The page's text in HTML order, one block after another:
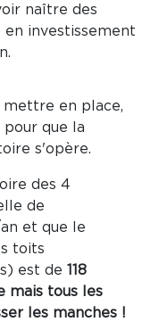
naître des
investissement
mettre en place,
que la
s'opère.
des 4
de
et que le
toits
est de 118
mais tous les
les manches !